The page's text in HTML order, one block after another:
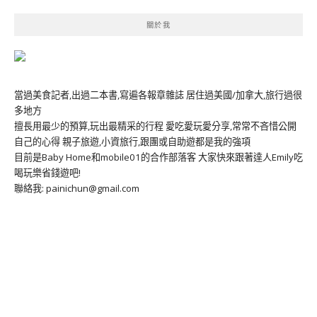
關於我
當過美食記者,出過二本書,寫遍各報章雜誌 居住過美國/加拿大,旅行過很
多地方
擅長用最少的預算,玩出最精采的行程 愛吃愛玩愛分享,常常不吝惜公開
自己的心得 親子旅遊,小資旅行,跟團或自助遊都是我的強項
目前是Baby Home和mobile01的合作部落客 大家快來跟著達人Emily吃
喝玩樂省錢遊吧!
聯絡我: painichun@gmail.com